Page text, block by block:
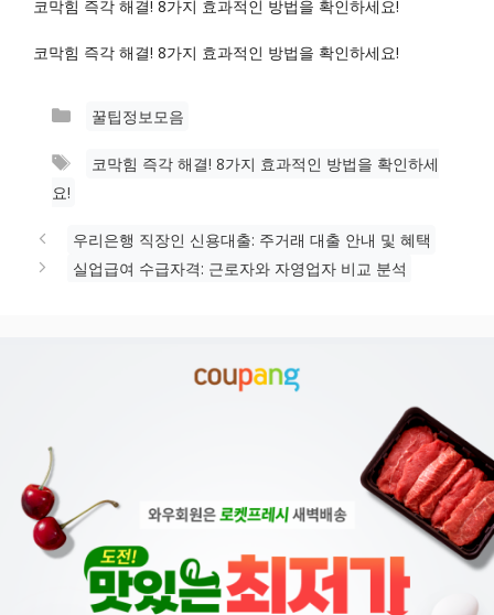
코막힘 즉각 해결! 8가지 효과적인 방법을 확인하세요!
코막힘 즉각 해결! 8가지 효과적인 방법을 확인하세요!
카
고
꿀팁정보모음
태
코막힘 즉각 해결! 8가지 효과적인 방법을 확인하세
요!
우리은행 직장인 신용대출: 주거래 대출 안내 및 혜택
실업급여 수급자격: 근로자와 자영업자 비교 분석